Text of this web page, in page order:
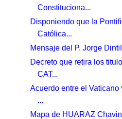
Constituciona...
Disponiendo que la
Católica...
Mensaje del P. Jorge
Decreto que retira los
CAT...
Acuerdo entre el
...
Mapa de HUARAZ